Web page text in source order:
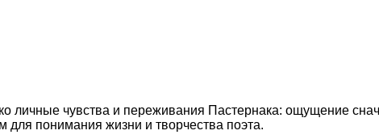
личные чувства и переживания Пастернака: ощущение
понимания жизни и творчества поэта.